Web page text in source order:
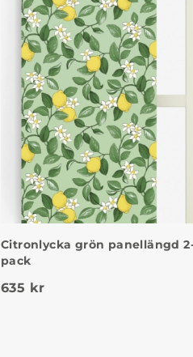
Citronlycka grön panellängd
pack
635 kr